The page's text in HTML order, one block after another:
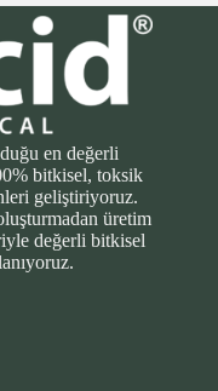
en değerli
bitkisel, toksik
geliştiriyoruz.
üretim
değerli bitkisel